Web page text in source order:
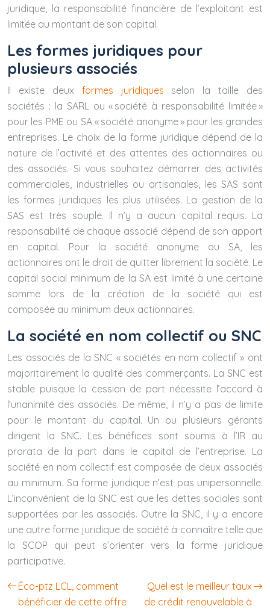
juridique, la responsabilité financière de l’exploitant est
limitée au montant de son capital.
Les formes juridiques pour
plusieurs associés
Il existe deux formes juridiques selon la taille des
sociétés : la SARL ou « société à responsabilité limitée »
pour les PME ou SA « société anonyme » pour les grandes
entreprises. Le choix de la forme juridique dépend de la
nature de l’activité et des attentes des actionnaires ou
des associés. Si vous souhaitez démarrer des activités
commerciales, industrielles ou artisanales, les SAS sont
les formes juridiques les plus utilisées. La gestion de la
SAS est très souple. Il n’y a aucun capital requis. La
responsabilité de chaque associé dépend de son apport
en capital. Pour la société anonyme ou SA, les
actionnaires ont le droit de quitter librement la société. Le
capital social minimum de la SA est limité à une certaine
somme lors de la création de la société qui est
composée au minimum deux actionnaires.
La société en nom collectif ou SNC
Les associés de la SNC « sociétés en nom collectif » ont
majoritairement la qualité des commerçants. La SNC est
stable puisque la cession de part nécessite l’accord à
l’unanimité des associés. De même, il n’y a pas de limite
pour le montant du capital. Un ou plusieurs gérants
dirigent la SNC. Les bénéfices sont soumis à l’IR au
prorata de la part dans le capital de l’entreprise. La
société en nom collectif est composée de deux associés
au minimum. Sa forme juridique n’est pas unipersonnelle.
L’inconvénient de la SNC est que les dettes sociales sont
supportées par les associés. Outre la SNC, il y a encore
une autre forme juridique de société à connaître telle que
la SCOP qui peut s’orienter vers la forme juridique
participative.
Éco-ptz LCL, comment
bénéficier de cette offre
Quel est le meilleur taux
de crédit renouvelable à